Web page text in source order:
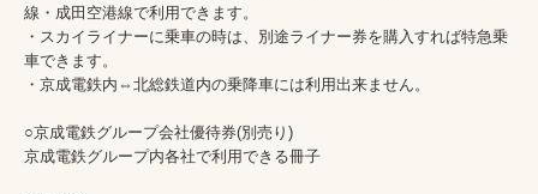
線・成田空港線で利用できます。
・スカイライナーに乗車の時は、別途ライナー券を購入すれば特急乗
車できます。
・京成電鉄内⇔北総鉄道内の乗降車には利用出来ません。
○京成電鉄グループ会社優待券(別売り)
京成電鉄グループ内各社で利用できる冊子